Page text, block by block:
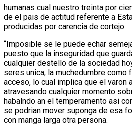
humanas cual nuestro treinta por
de el pais de actitud referente a
producidas por carencia de cortejo.
“Imposible se le puede echar
puesto que la inseguridad que
cualquier destello de la sociedad
seres unica, la muchedumbre como
acceso, lo cual implica que el varon
atravesando cualquier momento
habalndo an el temperamento asi­
se podri­an mover suponga de esa
con manga larga otra persona.